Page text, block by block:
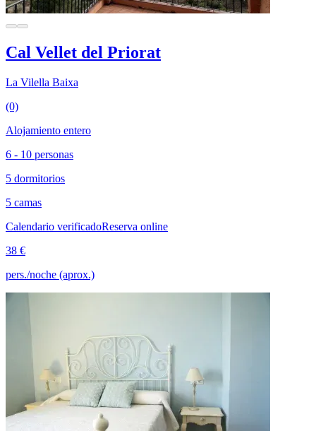
Cal Vellet del Priorat
La Vilella Baixa
(0)
Alojamiento entero
6 - 10 personas
5 dormitorios
5 camas
Calendario verificadoReserva online
38 €
pers./noche (aprox.)